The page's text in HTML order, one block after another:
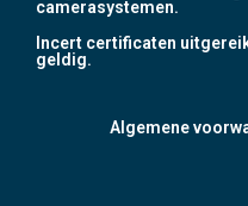
camerasystemen.
Incert certificaten
geldig.
Algemene